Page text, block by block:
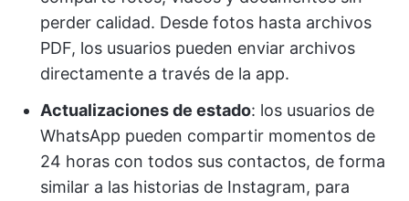
perder calidad. Desde fotos hasta archivos
PDF, los usuarios pueden enviar archivos
directamente a través de la app.
Actualizaciones de estado: los usuarios de
WhatsApp pueden compartir momentos de
24 horas con todos sus contactos, de forma
similar a las historias de Instagram, para